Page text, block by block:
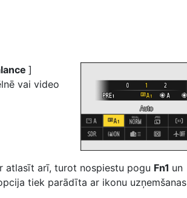
]
vai video
atlasīt arī, turot nospiestu pogu Fn1 un
tiek parādīta ar ikonu uzņemšanas